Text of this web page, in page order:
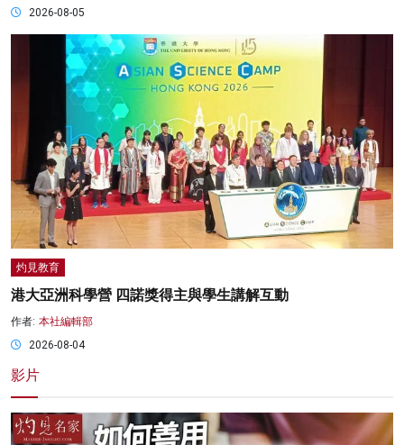
2026-08-05
灼見教育
港大亞洲科學營 四諾獎得主與學生講解互動
作者: 本社編輯部
2026-08-04
影片